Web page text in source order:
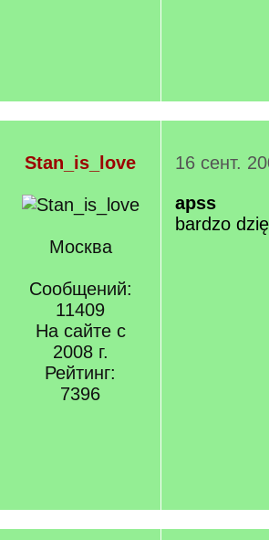
Stan_is_love
Москва
Сообщений:
11409
На сайте с
2008 г.
Рейтинг:
7396
16 сент.
apss
bardzo